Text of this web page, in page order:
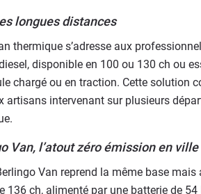
longues distances
thermique s’adresse aux
disponible en 100 ou 130 ch ou
chargé ou en traction. Cette solution
artisans intervenant sur plusieurs
Van, l’atout zéro émission en ville
Van reprend la même base
136 ch, alimenté par une batterie de